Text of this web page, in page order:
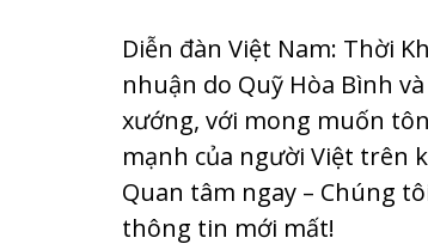
Diễn đàn Việt Nam: Thời
nhuận do Quỹ Hòa Bình
xướng, với mong muốn
mạnh của người Việt trên
Quan tâm ngay – Chúng
thông tin mới mất!